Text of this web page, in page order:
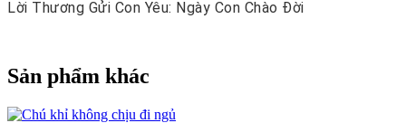
Lời Thương Gửi Con Yêu: Ngày Con Chào Đời
Sản phẩm khác